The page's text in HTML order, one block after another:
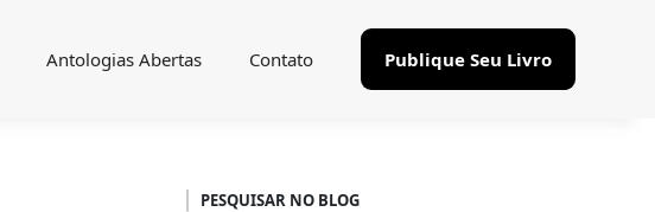
Antologias Abertas Contato Publique Seu Livro
PESQUISAR NO BLOG